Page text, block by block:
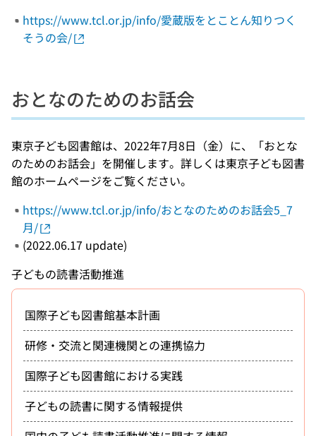
https://www.tcl.or.jp/info/愛蔵版をとことん知りつく
そうの会/
おとなのためのお話会
東京子ども図書館は、2022年7月8日（金）に、「おとな
のためのお話会」を開催します。詳しくは東京子ども図書
館のホームページをご覧ください。
https://www.tcl.or.jp/info/おとなのためのお話会5_7
月/
(2022.06.17 update)
子どもの読書活動推進
国際子ども図書館基本計画
研修・交流と関連機関との連携協力
国際子ども図書館における実践
子どもの読書に関する情報提供